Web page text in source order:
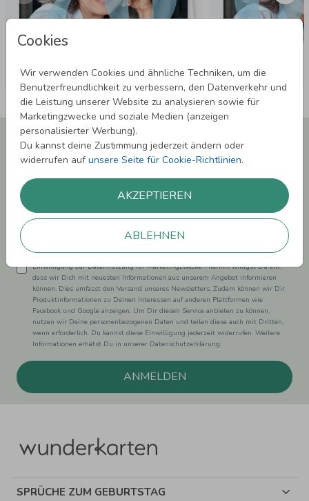
Cookies
Wir verwenden Cookies und ähnliche Techniken, um die
Benutzerfreundlichkeit zu verbessern, den Datenverkehr und
die Leistung unserer Website zu analysieren sowie für
Marketingzwecke und soziale Medien (anzeigen
personalisierter Werbung).
Du kannst deine Zustimmung jederzeit ändern oder
widerrufen aufunsere Seite für Cookie-Richtlinien.
AKZEPTIEREN
ABLEHNEN
Newsletter abonnieren und 5,00 € Rabatt**
sichern!
Laufenden.
Einwilligung zur Datennutzung für Marketingzwecke: Hiermit willigst Du ein,
dass wir Dich mit neuesten Informationen aus unserem Angebot informieren
können. Dies umfasst den Versand unseres Newsletters. Zudem können wir Dir
Produktinformationen zu Deinen Interessen auf anderen Plattformen wie
Facebook und Google anzeigen. Um Dir diesen Service anbieten zu können,
nutzen wir Deine personenbezogenen Daten und teilen diese auch mit Dritten,
wenn erforderlich. Du kannst diese Einwilligung jederzeit widerrufen. Weitere
Informationen erhätst Du in unserer Datenschutzerklärung.
ANMELDEN
SPRÜCHE ZUM GEBURTSTAG